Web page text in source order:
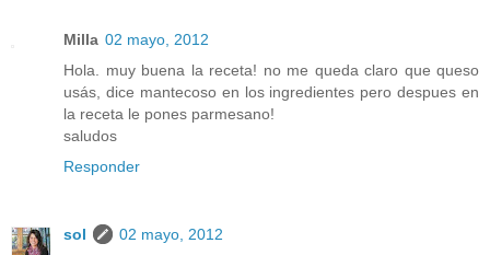
Milla 02 mayo, 2012
Hola. muy buena la receta! no me queda claro que queso
usás, dice mantecoso en los ingredientes pero despues en
la receta le pones parmesano!
saludos
Responder
sol
02 mayo, 2012